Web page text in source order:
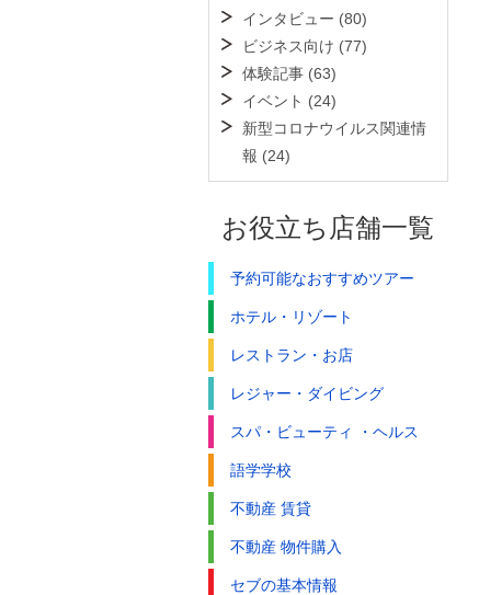
インタビュー (80)
ビジネス向け (77)
体験記事 (63)
イベント (24)
新型コロナウイルス関連情
報 (24)
お役立ち店舗一覧
予約可能なおすすめツアー
ホテル・リゾート
レストラン・お店
レジャー・ダイビング
スパ・ビューティ ・ヘルス
語学学校
不動産 賃貸
不動産 物件購入
セブの基本情報